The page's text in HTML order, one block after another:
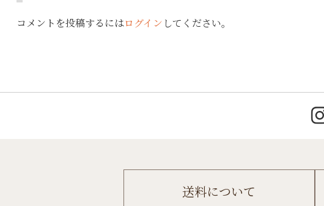
コメントを投稿するにはログイン してください。
送料について